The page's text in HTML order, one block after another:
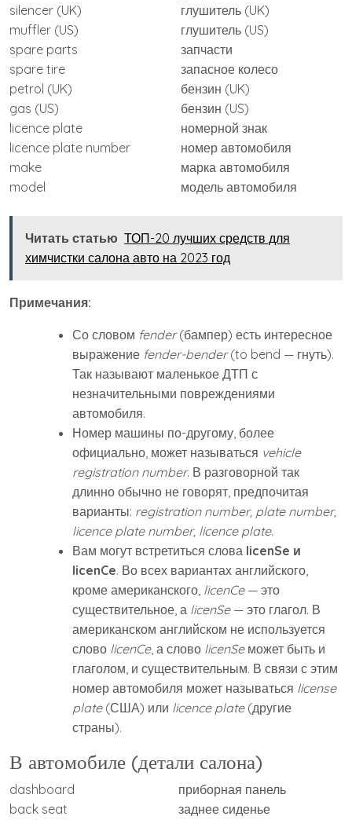
silencer (UK)
глушитель (UK)
muffler (US)
глушитель (US)
spare parts
запчасти
spare tire
запасное колесо
petrol (UK)
бензин (UK)
gas (US)
бензин (US)
licence plate
номерной знак
licence plate number
номер автомобиля
make
марка автомобиля
model
модель автомобиля
Читать статью ТОП-20 лучших средств для
химчистки салона авто на 2023 год
Примечания:
Со словом fender(бампер) есть интересное
выражение fender-bender(to bend — гнуть).
Так называют маленькое ДТП с
незначительными повреждениями
автомобиля.
Номер машины по-другому, более
официально, может называться vehicle
registration number. В разговорной так
длинно обычно не говорят, предпочитая
варианты: registration number, plate number,
licence plate number, licence plate.
Вам могут встретиться слова licenSe и
licenCe. Во всех вариантах английского,
кроме американского, licenCe— это
существительное, а licenSe— это глагол. В
американском английском не используется
слово licenCe, а слово licenSeможет быть и
глаголом, и существительным. В связи с этим
номер автомобиля может называться license
plate(США) или licence plate(другие
страны).
В автомобиле (детали салона)
dashboard
приборная панель
back seat
заднее сиденье